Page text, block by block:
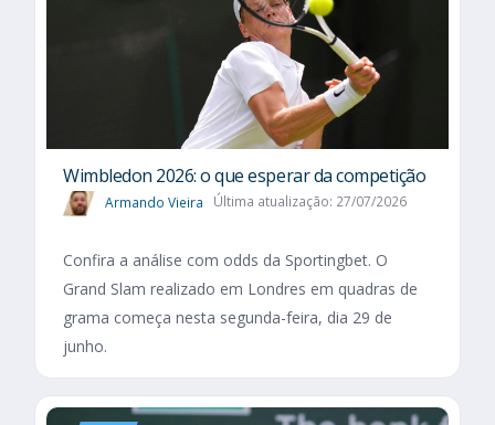
Wimbledon 2026: o que esperar da competição
Armando Vieira Última atualização: 27/07/2026
Confira a análise com odds da Sportingbet. O
Grand Slam realizado em Londres em quadras de
grama começa nesta segunda-feira, dia 29 de
junho.